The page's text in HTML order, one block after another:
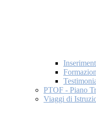
PTOF - Piano
Viaggi di